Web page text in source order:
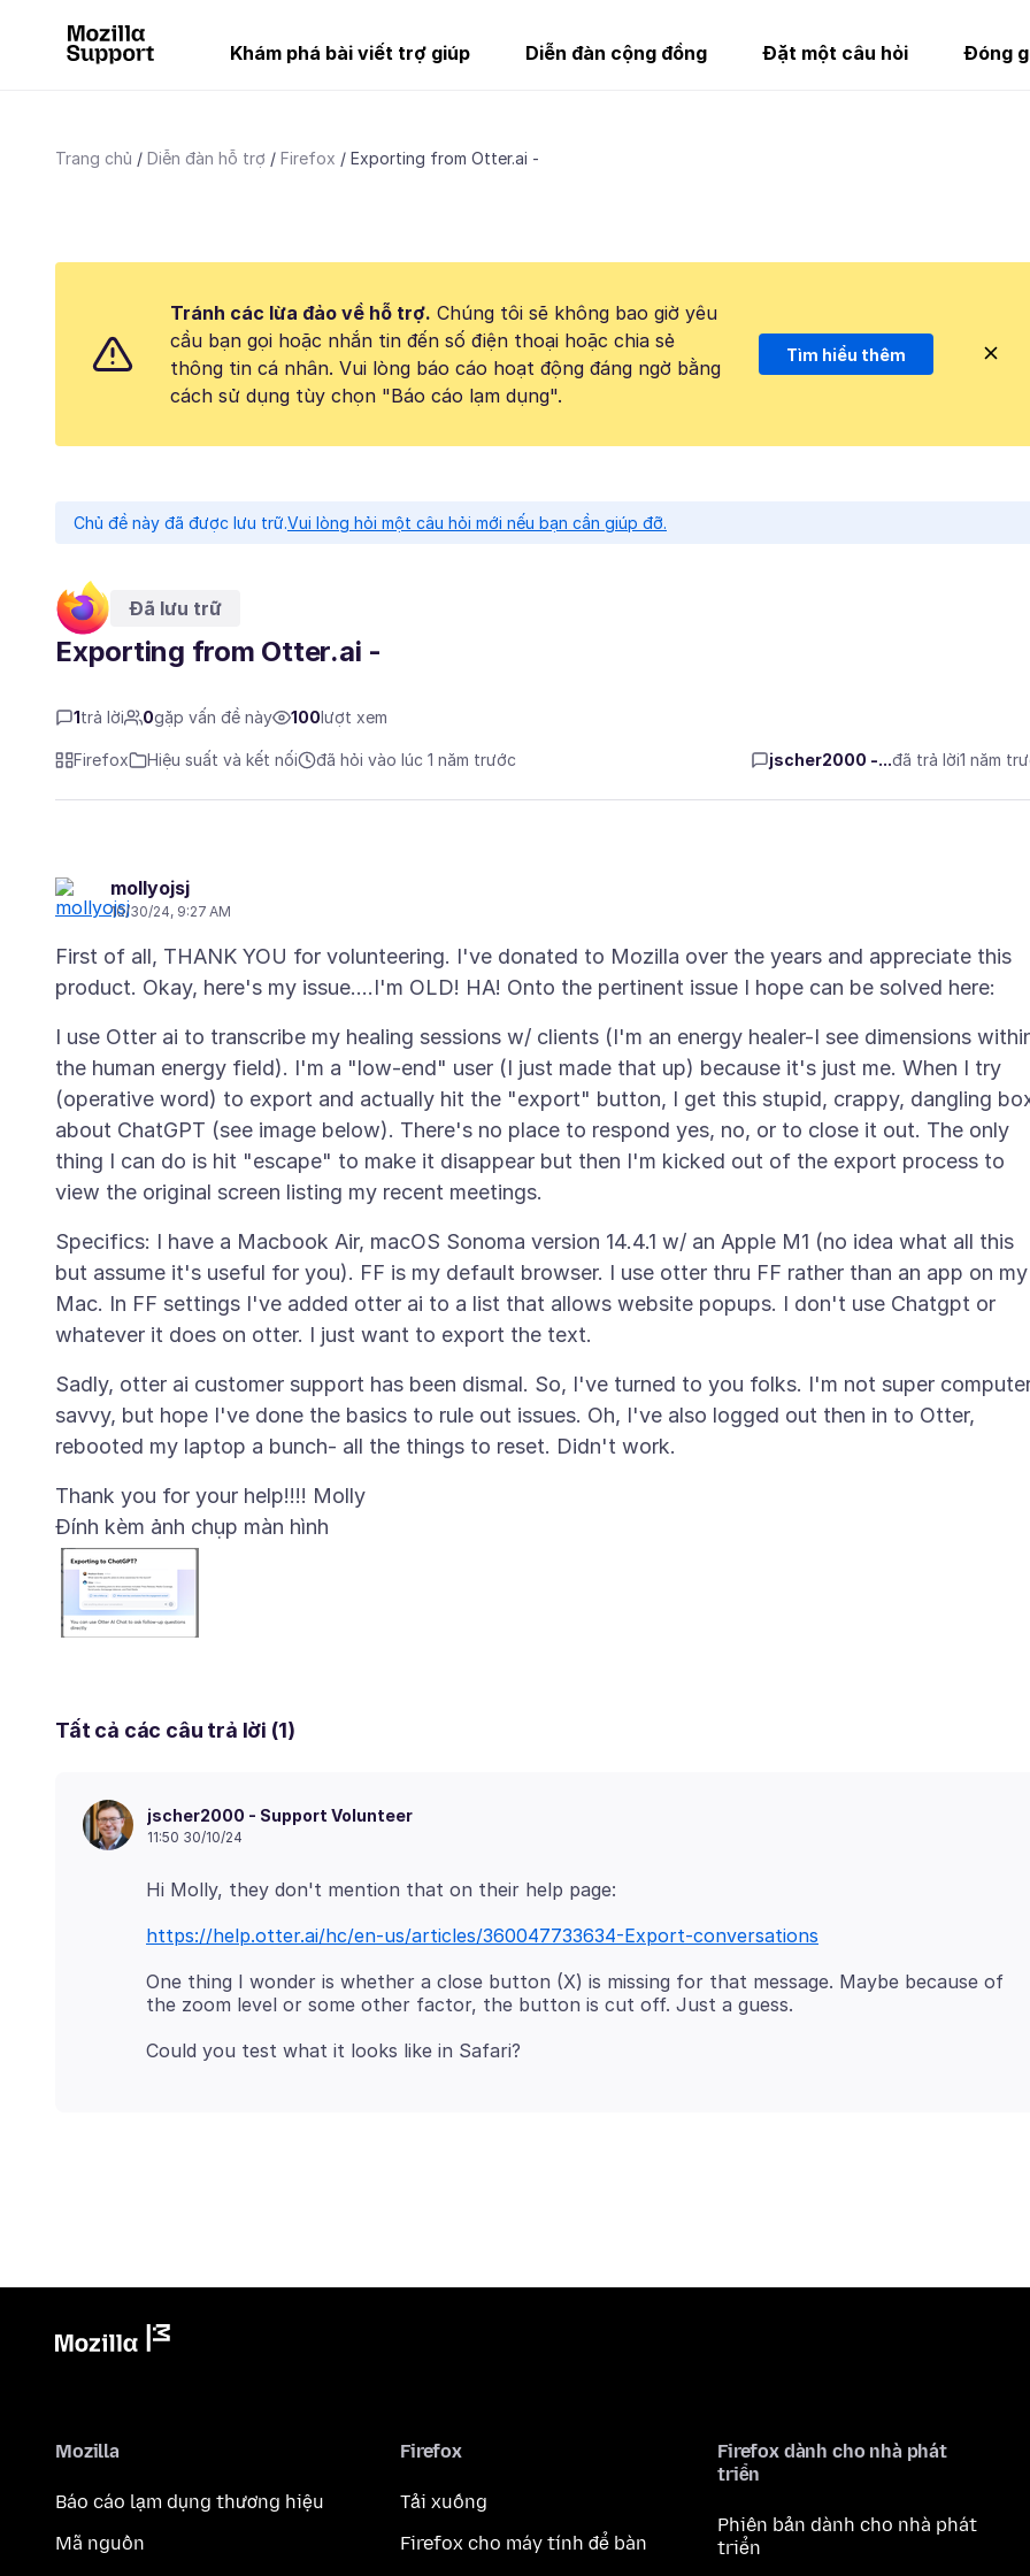
Khám phá bài viết trợ giúp Diễn đàn cộng đồng Đặt một câu hỏi Đóng
Trang chủ Diễn đàn hỗ trợ Firefox Exporting from Otter.ai -
Tránh các lừa đảo về hỗ trợ. Chúng tôi sẽ không bao giờ yêu
cầu bạn gọi hoặc nhắn tin đến số điện thoại hoặc chia sẻ
thông tin cá nhân. Vui lòng báo cáo hoạt động đáng ngờ bằng
cách sử dụng tùy chọn "Báo cáo lạm dụng".
Tìm hiểu thêm
Chủ đề này đã được lưu trữ.Vui lòng hỏi một câu hỏi mới nếu bạn cần giúp đỡ.
Đã lưu trữ
Exporting from Otter.ai -
1 trả lời 0gặp vấn đề này 100 lượt xem
Firefox Hiệu suất và kết nối đã hỏi vào lúc 1 năm trước jscher2000 -...đã trả lời1 năm
mollyojsj
10/30/24, 9:27 AM
First of all, THANK YOU for volunteering. I've donated to Mozilla over the years and appreciate this
I use Otter ai to transcribe my healing sessions w/ clients (I'm an energy healer-I see dimensions
the human energy field). I'm a "low-end" user (I just made that up) because it's just me. When I try
(operative word) to export and actually hit the "export" button, I get this stupid, crappy, dangling
about ChatGPT (see image below). There's no place to respond yes, no, or to close it out. The only
thing I can do is hit "escape" to make it disappear but then I'm kicked out of the export process to
Specifics: I have a Macbook Air, macOS Sonoma version 14.4.1 w/ an Apple M1 (no idea what all this
but assume it's useful for you). FF is my default browser. I use otter thru FF rather than an app on my
Mac. In FF settings I've added otter ai to a list that allows website popups. I don't use Chatgpt or
Sadly, otter ai customer support has been dismal. So, I've turned to you folks. I'm not super
savvy, but hope I've done the basics to rule out issues. Oh, I've also logged out then in to Otter,
Đính kèm ảnh chụp màn hình
Tất cả các câu trả lời (1)
jscher2000 - Support Volunteer
11:50 30/10/24
https://help.otter.ai/hc/en-us/articles/360047733634-Export-conversations
One thing I wonder is whether a close button (X) is missing for that message. Maybe because of
Mozilla
Báo cáo lạm dụng thương hiệu
Mã nguồn
Firefox
Tải xuống
Firefox cho máy tính để bàn
Firefox dành cho nhà phát
triển
Phiên bản dành cho nhà phát
triển